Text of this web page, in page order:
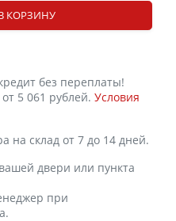
КОРЗИНУ
без переплаты!
5 061 рублей. Условия
на склад от 7 до 14 дней.
двери или пункта
при